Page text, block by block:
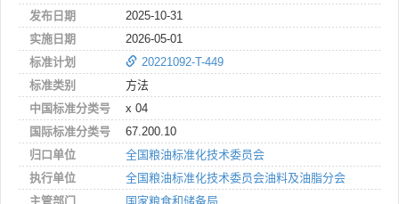
发布日期
2025-10-31
实施日期
2026-05-01
标准计划
20221092-T-449
标准类别
方法
中国标准分类号
x 04
国际标准分类号
67.200.10
归口单位
全国粮油标准化技术委员会
执行单位
全国粮油标准化技术委员会油料及油脂分会
主管部门
国家粮食和储备局